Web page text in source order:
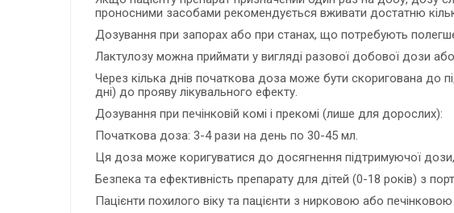
проносними засобами рекомендується вживати достатню
Дозування при запорах або при станах, що потребують
Лактулозу можна приймати у вигляді разової добової дози
Через кілька днів початкова доза може бути скоригована до
дні) до прояву лікувального ефекту.
Дозування при печінковій комі і прекомі (лише для дорослих):
Початкова доза: 3-4 рази на день по 30-45 мл.
Ця доза може коригуватися до досягнення підтримуючої
Безпека та ефективність препарату для дітей (0-18 років) з
Пацієнти похилого віку та пацієнти з нирковою або